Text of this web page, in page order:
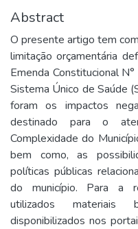
Abstract
O presente artigo tem
limitação orçamentária
Emenda Constitucional
Sistema Único de Saúde
foram os impactos
destinado para o
Complexidade do
bem como, as
políticas públicas
do município. Para a
utilizados materiais
disponibilizados nos